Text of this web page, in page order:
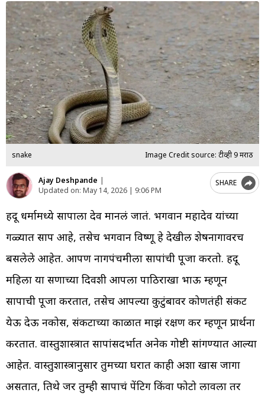
snake Image Credit source: टीव्ही 9 मराठी
Ajay Deshpande |
Updated on: May 14, 2026 | 9:06 PM
SHARE
हिंदू धर्मामध्ये सापाला देव मानलं जातं. भगवान महादेव यांच्या
गळ्यात साप आहे, तसेच भगवान विष्णू हे देखील शेषनागावरच
बसलेले आहेत. आपण नागपंचमीला सापांची पूजा करतो. हिंदू
महिला या सणाच्या दिवशी आपला पाठिराखा भाऊ म्हणून
सापाची पूजा करतात, तसेच आपल्या कुटुंबावर कोणतंही संकट
येऊ देऊ नकोस, संकटाच्या काळात माझं रक्षण कर म्हणून प्रार्थना
करतात. वास्तुशास्त्रात सापांसदर्भात अनेक गोष्टी सांगण्यात आल्या
आहेत. वास्तुशास्त्रानुसार तुमच्या घरात काही अशा खास जागा
असतात, तिथे जर तुम्ही सापाचं पेंटिग किंवा फोटो लावला तर